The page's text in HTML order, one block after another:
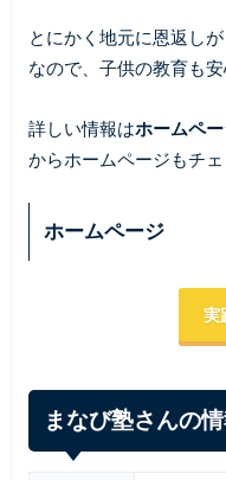
とにかく地元に恩返し
なので、子供の教育も
詳しい情報はホームペ
からホームページもチェ
ホームページ
実
まなび塾さんの